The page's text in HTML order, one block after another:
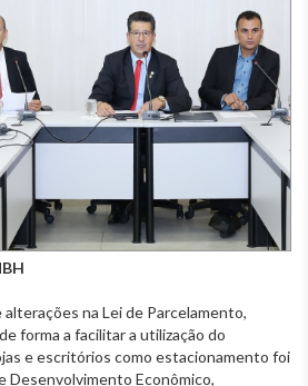
na Lei de Parcelamento,
forma a facilitar a utilização do
e escritórios como estacionamento foi
Desenvolvimento Econômico,